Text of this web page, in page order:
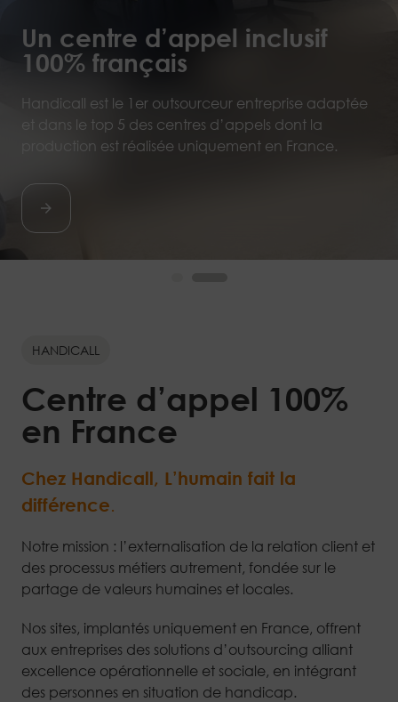
Gestion des impayés : les
bonnes pratiques
Comment relancer efficacement sans dégrader la
relation client ?
Un centre d’appel inclusif
100% français
Handicall est le 1er outsourceur entreprise adaptée
et dans le top 5 des centres d’appels dont la
production est réalisée uniquement en France.
HANDICALL
Centre d’appel 100%
en France
Chez Handicall, L’humain fait la
différence.
Notre mission : l’externalisation de la relation client et
des processus métiers autrement, fondée sur le
partage de valeurs humaines et locales.
Nos sites, implantés uniquement en France, offrent
aux entreprises des solutions d’outsourcing alliant
excellence opérationnelle et sociale, en intégrant
des personnes en situation de handicap.